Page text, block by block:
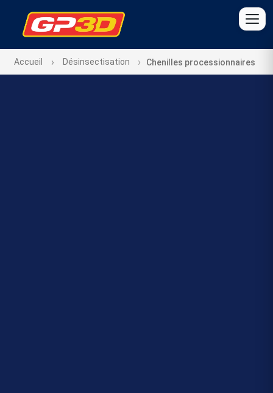
Accueil Désinsectisation Chenilles processionnaires